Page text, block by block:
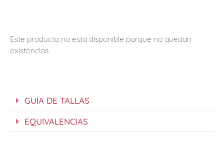
Este producto no está disponible porque no quedan
existencias.
GUÍA DE TALLAS
EQUIVALENCIAS